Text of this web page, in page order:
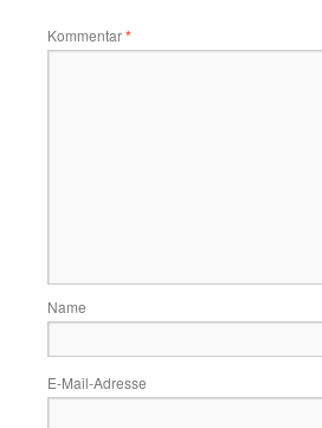
Kommentar*
Name
E-Mail-Adresse